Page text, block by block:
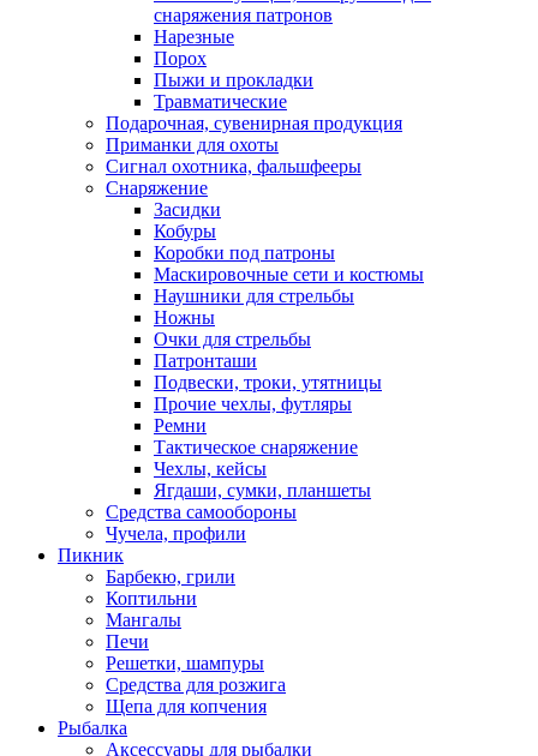
снаряжения патронов
Нарезные
Порох
Пыжи и прокладки
Травматические
Подарочная, сувенирная продукция
Приманки для охоты
Сигнал охотника, фальшфееры
Снаряжение
Засидки
Кобуры
Коробки под патроны
Маскировочные сети и костюмы
Наушники для стрельбы
Ножны
Очки для стрельбы
Патронташи
Подвески, троки, утятницы
Прочие чехлы, футляры
Ремни
Тактическое снаряжение
Чехлы, кейсы
Ягдаши, сумки, планшеты
Средства самообороны
Чучела, профили
Пикник
Барбекю, грили
Коптильни
Мангалы
Печи
Решетки, шампуры
Средства для розжига
Щепа для копчения
Рыбалка
Аксессуары для рыбалки